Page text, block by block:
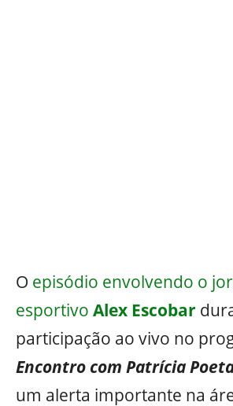
O episódio envolvendo o
esportivo Alex Escobar
participação ao vivo no
Encontro com Patrícia
um alerta importante na